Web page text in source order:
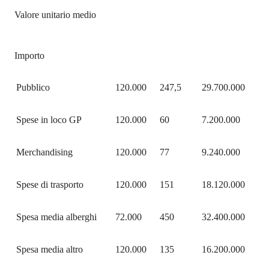
Valore unitario medio
Importo
Pubblico 120.000 247,5 29.700.000
Spese in loco GP 120.000 60 7.200.000
Merchandising 120.000 77 9.240.000
Spese di trasporto 120.000 151 18.120.000
Spesa media alberghi 72.000 450 32.400.000
Spesa media altro 120.000 135 16.200.000